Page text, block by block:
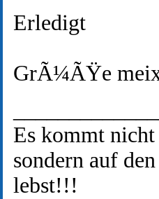
Erledigt
GrÃ¼ÃŸe
Es kommt nicht
sondern auf
lebst!!!